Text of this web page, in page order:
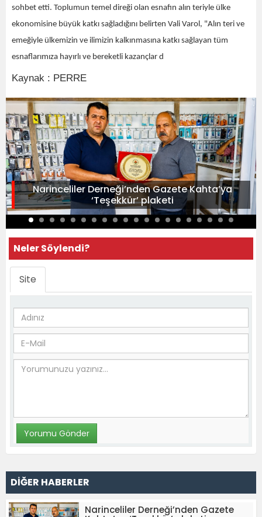
sohbet etti. Toplumun temel direği olan esnafın alın teriyle ülke
ekonomisine büyük katkı sağladığını belirten Vali Varol, "Alın teri ve
emeğiyle ülkemizin ve ilimizin kalkınmasına katkı sağlayan tüm
esnaflarımıza hayırlı ve bereketli kazançlar d
Kaynak : PERRE
Narinceliler Derneği’nden Gazete Kahta’ya
‘Teşekkür’ plaketi
Neler Söylendi?
Site
DİĞER HABERLER
Narinceliler Derneği’nden Gazete